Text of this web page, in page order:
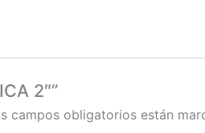
2″”
campos obligatorios están